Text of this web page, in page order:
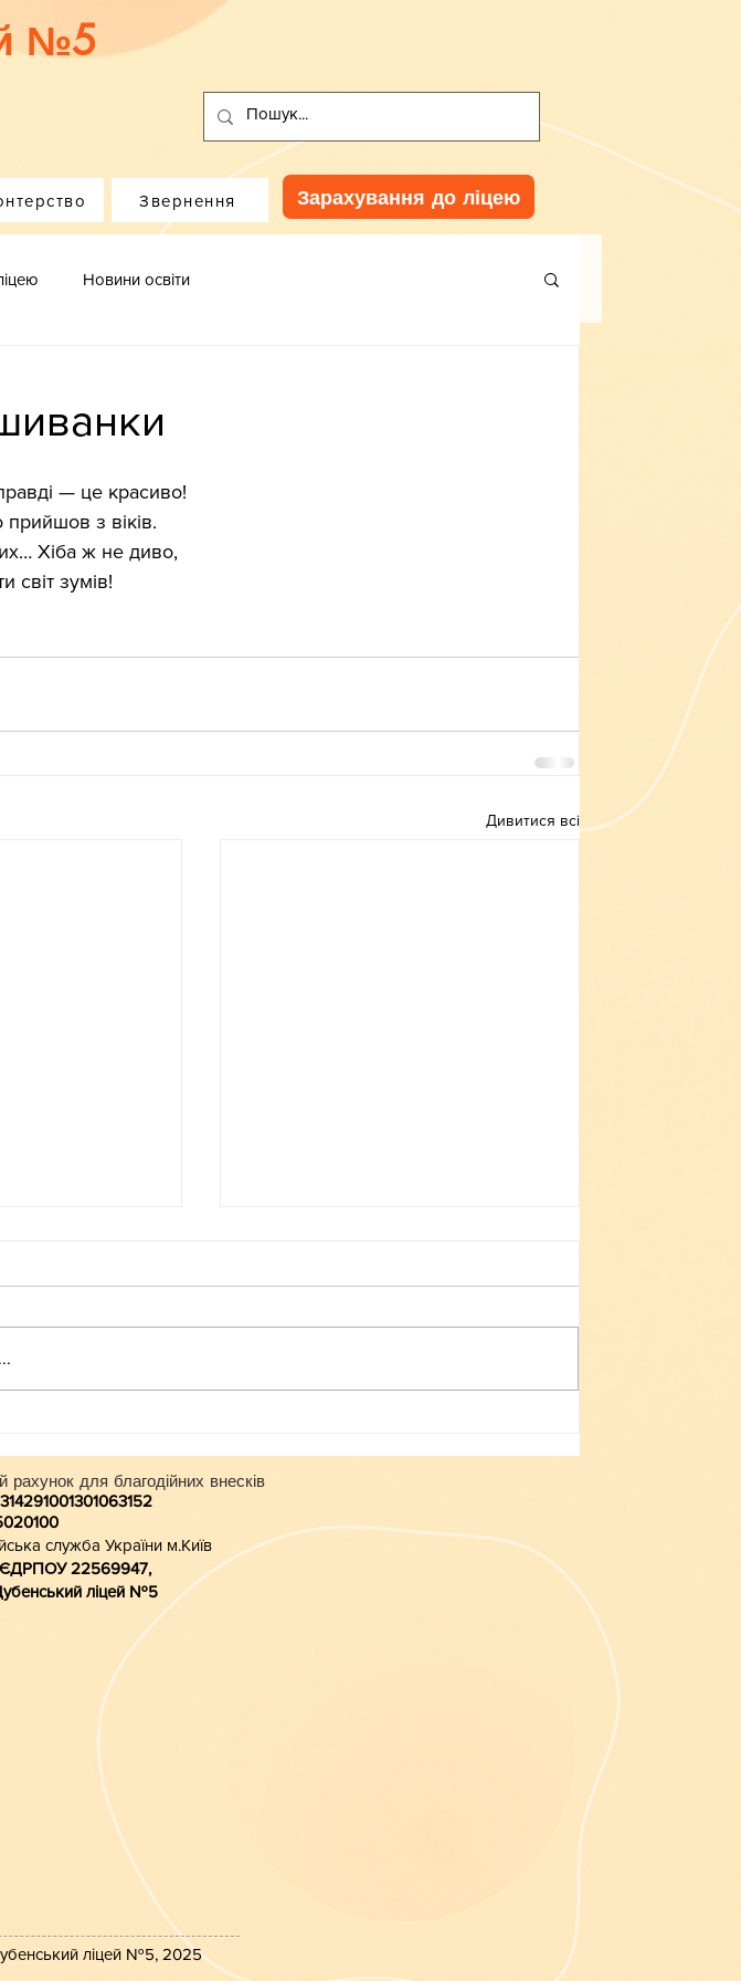
№5
Звернення Зарахування до ліцею
Новини освіти
— це красиво!
з віків.
Хіба ж не диво,
світ зумів!
Дивитися всі
Небезпека зачепінгу
рахунок для благодійних внесків
00
служба України м.Київ
22569947,
ліцей №5
ліцей №5, 2025